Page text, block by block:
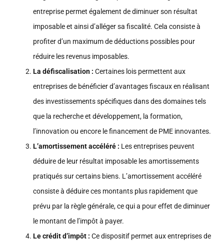
entreprise permet également de diminuer son résultat
imposable et ainsi d’alléger sa fiscalité. Cela consiste à
profiter d’un maximum de déductions possibles pour
réduire les revenus imposables.
La défiscalisation : Certaines lois permettent aux
entreprises de bénéficier d’avantages fiscaux en réalisant
des investissements spécifiques dans des domaines tels
que la recherche et développement, la formation,
l’innovation ou encore le financement de PME innovantes.
L’amortissement accéléré : Les entreprises peuvent
déduire de leur résultat imposable les amortissements
pratiqués sur certains biens. L’amortissement accéléré
consiste à déduire ces montants plus rapidement que
prévu par la règle générale, ce qui a pour effet de diminuer
le montant de l’impôt à payer.
Le crédit d’impôt : Ce dispositif permet aux entreprises de